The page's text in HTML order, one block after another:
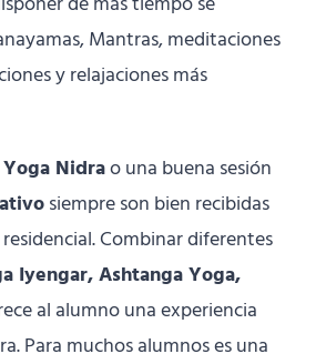
Mantras, meditaciones
y relajaciones más
Yoga Nidrao una buena sesión
siempre son bien recibidas
Combinar diferentes
Iyengar, Ashtanga Yoga,
al alumno una experiencia
Para muchos alumnos es una